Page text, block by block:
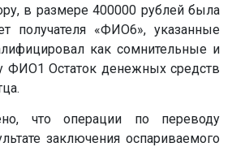
в размере 400000 рублей была
получателя «ФИО6», указанные
как сомнительные и
ФИО1 Остаток денежных средств
что операции по переводу
заключения оспариваемого